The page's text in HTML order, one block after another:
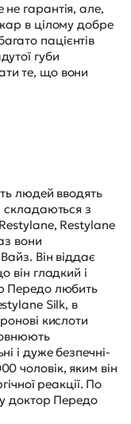
гарантія, але,
в цілому добре
пацієнтів
губи
те, що вони
людей вводять
складаються з
Restylane
вони
Він віддає
він гладкий і
Передо любить
Silk, в
кислоти
і дуже безпечні-
чоловік, яким він
реакції. По
доктор Передо